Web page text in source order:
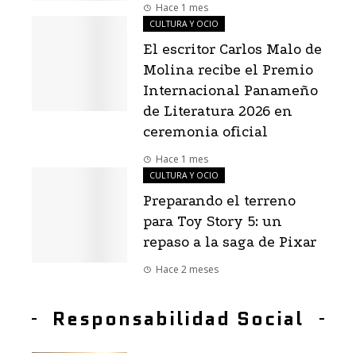
Hace 1 mes
CULTURA Y OCIO
El escritor Carlos Malo de
Molina recibe el Premio
Internacional Panameño
de Literatura 2026 en
ceremonia oficial
Hace 1 mes
CULTURA Y OCIO
Preparando el terreno
para Toy Story 5: un
repaso a la saga de Pixar
Hace 2 meses
Responsabilidad Social